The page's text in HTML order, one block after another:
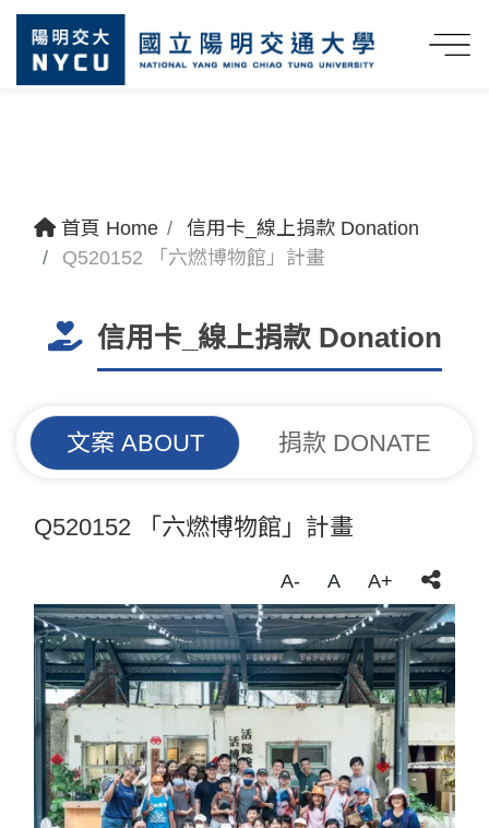
首頁 Home
信用卡_線上捐款 Donation
Q520152 「六燃博物館」計畫
信用卡_線上捐款 Donation
文案 ABOUT 捐款 DONATE
Q520152 「六燃博物館」計畫
A- A A+